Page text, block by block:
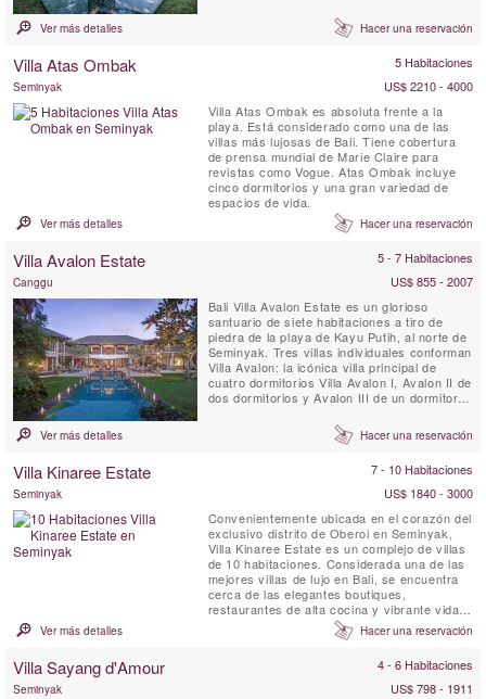
como su nombre indica, es un sueño hecho
realidad para los yoguis y yoguinis que
Ver más detalles Hacer una reservación
Villa Atas Ombak 5 Habitaciones
Seminyak
US$ 2210 - 4000
Villa Atas Ombak es absoluta frente a la
playa. Está considerado como una de las
villas más lujosas de Bali. Tiene cobertura
de prensa mundial de Marie Claire para
revistas como Vogue. Atas Ombak incluye
cinco dormitorios y una gran variedad de
espacios de vida.
Ver más detalles Hacer una reservación
Villa Avalon Estate 5 - 7 Habitaciones
Canggu
US$ 855 - 2007
Bali Villa Avalon Estate es un glorioso
santuario de siete habitaciones a tiro de
piedra de la playa de Kayu Putih, al norte de
Seminyak. Tres villas individuales conforman
Villa Avalon: la icónica villa principal de
cuatro dormitorios Villa Avalon I, Avalon II de
dos dormitorios y Avalon III de un dormitorio,
piscina privada. La villa está a solo tres
minutos ' caminar desde el océano y 15
Ver más detalles Hacer una reservación
Villa Kinaree Estate 7 - 10 Habitaciones
Seminyak
US$ 1840 - 3000
Convenientemente ubicada en el corazón del
exclusivo distrito de Oberoi en Seminyak,
Villa Kinaree Estate es un complejo de villas
de 10 habitaciones. Considerada una de las
mejores villas de lujo en Bali, se encuentra
cerca de las elegantes boutiques,
restaurantes de alta cocina y vibrante vida
nocturna que han hecho famoso a
Seminyak, y a tan solo unos minutos a pie
Ver más detalles Hacer una reservación
Villa Sayang d'Amour 4 - 6 Habitaciones
Seminyak
US$ 798 - 1911